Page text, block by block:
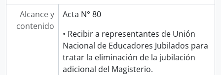
Alcance y
contenido
Acta N° 80
• Recibir a representantes de Unión
Nacional de Educadores Jubilados para
tratar la eliminación de la jubilación
adicional del Magisterio.